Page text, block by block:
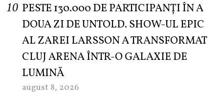
PESTE 130.000 DE PARTICIPANȚI ÎN A
DOUA ZI DE UNTOLD. SHOW-UL EPIC
AL ZAREI LARSSON A TRANSFORMAT
CLUJ ARENA ÎNTR-O GALAXIE DE
LUMINĂ
august 8, 2026